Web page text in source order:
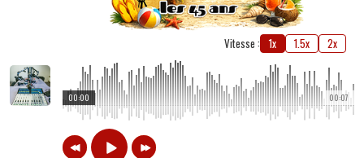
Vitesse : 1x 1.5x 2x
00:07
00:00